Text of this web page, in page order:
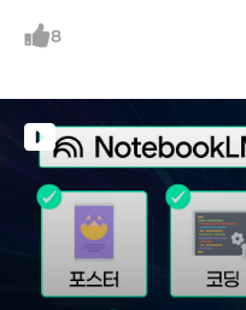
노트북LM을 연결해 제미나이를
것은 오디오 오버뷰 '참여' 모드
되고 있는데요, 노트북LM이 만
자가 참여 버튼을 누르고 대화
자 연결을 하듯이 내가 참여해서
도입된다면 더욱 무궁무진한 활
8